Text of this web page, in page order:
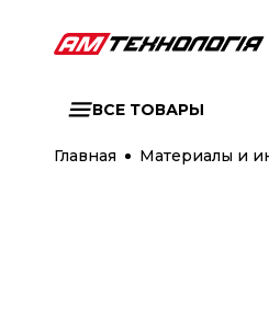
ВСЕ ТОВАРЫ
Главная Материалы и